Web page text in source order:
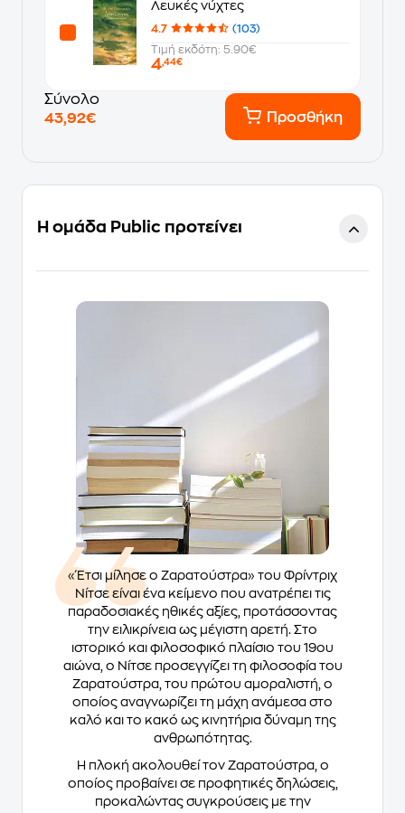
Λευκές νύχτες
4.7
(103)
Τιμή εκδότη: 5.90€
4,44€
Σύνολο
43,92€
Προσθήκη
Η ομάδα Public προτείνει
«Έτσι μίλησε ο Ζαρατούστρα» του Φρίντριχ
Νίτσε είναι ένα κείμενο που ανατρέπει τις
παραδοσιακές ηθικές αξίες, προτάσσοντας
την ειλικρίνεια ως μέγιστη αρετή. Στο
ιστορικό και φιλοσοφικό πλαίσιο του 19ου
αιώνα, ο Νίτσε προσεγγίζει τη φιλοσοφία του
Ζαρατούστρα, του πρώτου αμοραλιστή, ο
οποίος αναγνωρίζει τη μάχη ανάμεσα στο
καλό και το κακό ως κινητήρια δύναμη της
ανθρωπότητας.
Η πλοκή ακολουθεί τον Ζαρατούστρα, ο
οποίος προβαίνει σε προφητικές δηλώσεις,
προκαλώντας συγκρούσεις με την